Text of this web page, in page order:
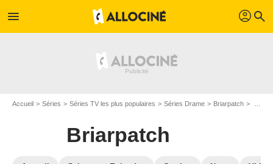
menu profil search
Accueil Séries Séries TV les plus populaires Séries Drame Briarpatch
Briarpatch